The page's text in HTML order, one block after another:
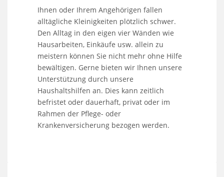
Ihnen oder Ihrem Angehörigen fallen
alltägliche Kleinigkeiten plötzlich schwer.
Den Alltag in den eigen vier Wänden wie
Hausarbeiten, Einkäufe usw. allein zu
meistern können Sie nicht mehr ohne Hilfe
bewältigen. Gerne bieten wir Ihnen unsere
Unterstützung durch unsere
Haushaltshilfen an. Dies kann zeitlich
befristet oder dauerhaft, privat oder im
Rahmen der Pflege- oder
Krankenversicherung bezogen werden.